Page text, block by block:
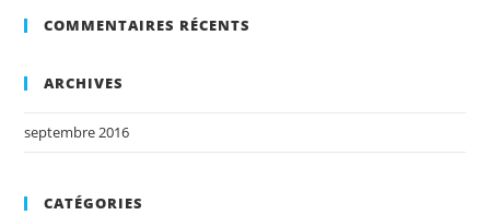
COMMENTAIRES RÉCENTS
ARCHIVES
septembre 2016
CATÉGORIES